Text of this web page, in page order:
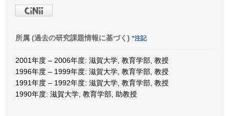
所属 (過去の研究課題情報に基づく) *注記
2001年度 – 2006年度: 滋賀大学, 教育学部, 教授
1996年度 – 1999年度: 滋賀大学, 教育学部, 教授
1991年度 – 1992年度: 滋賀大学, 教育学部, 教授
1990年度: 滋賀大学, 教育学部, 助教授